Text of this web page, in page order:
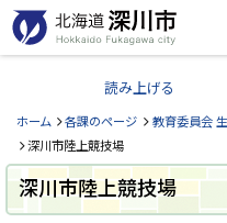
本
文
へ
ー
北
道
深
川
市
H
読み上げる
ホーム 各課のページ 教育委員会
深川市陸上競技場
深川市陸上競技場